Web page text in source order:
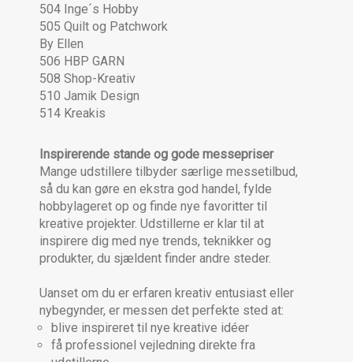
504 Inge´s Hobby
505 Quilt og Patchwork
By Ellen
506 HBP GARN
508 Shop-Kreativ
510 Jamik Design
514 Kreakis
Inspirerende stande og gode messepriser
Mange udstillere tilbyder særlige messetilbud,
så du kan gøre en ekstra god handel, fylde
hobbylageret op og finde nye favoritter til
kreative projekter. Udstillerne er klar til at
inspirere dig med nye trends, teknikker og
produkter, du sjældent finder andre steder.
Uanset om du er erfaren kreativ entusiast eller
nybegynder, er messen det perfekte sted at:
blive inspireret til nye kreative idéer
få professionel vejledning direkte fra